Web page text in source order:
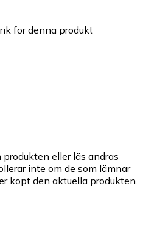
för denna produkt
eller läs andras
inte om de som lämnar
köpt den aktuella produkten.